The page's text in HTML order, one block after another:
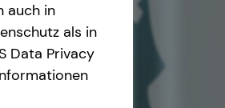
auch in
als in
Data Privacy